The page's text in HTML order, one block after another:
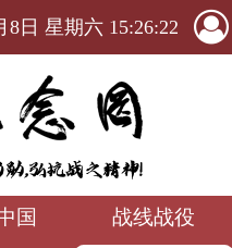
8日 星期六 15:26:23
国
战线战役